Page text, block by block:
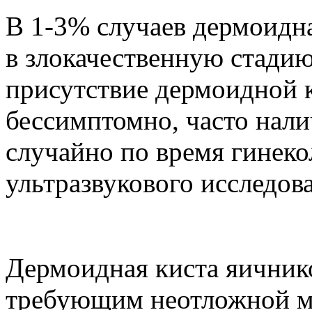
В 1-3% случаев
в злокачественную
присутствие дермоидной
бессимптомно, часто
случайно по время
ультразвукового
Дермоидная киста
требующим неотложной